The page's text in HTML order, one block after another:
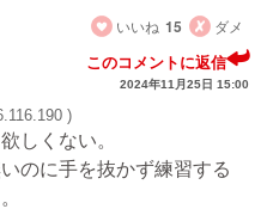
いいね 15 ダメ
このコメントに返信
2024年11月25日 15:00
)
しくない。
のに手を抜かず練習する